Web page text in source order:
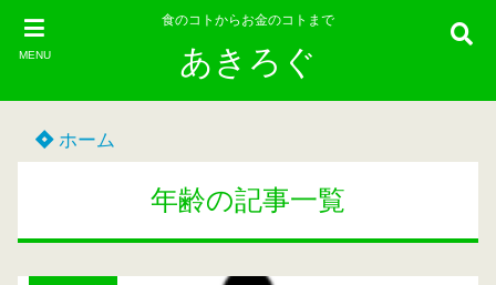
MENU
食のコトからお金のコトまで
あきろぐ
ホーム
年齢の記事一覧